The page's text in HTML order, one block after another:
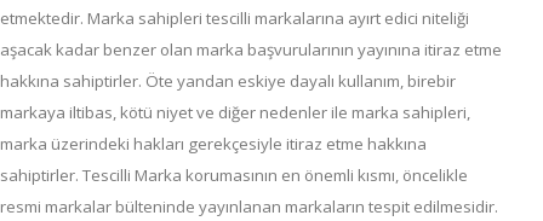
etmektedir. Marka sahipleri tescilli markalarına ayırt edici niteliği
aşacak kadar benzer olan marka başvurularının yayınına itiraz etme
hakkına sahiptirler. Öte yandan eskiye dayalı kullanım, birebir
markaya iltibas, kötü niyet ve diğer nedenler ile marka sahipleri,
marka üzerindeki hakları gerekçesiyle itiraz etme hakkına
sahiptirler. Tescilli Marka korumasının en önemli kısmı, öncelikle
resmi markalar bülteninde yayınlanan markaların tespit edilmesidir.